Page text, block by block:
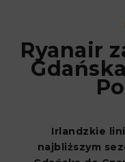
Ryanair
Irlandzkie
najbliższym